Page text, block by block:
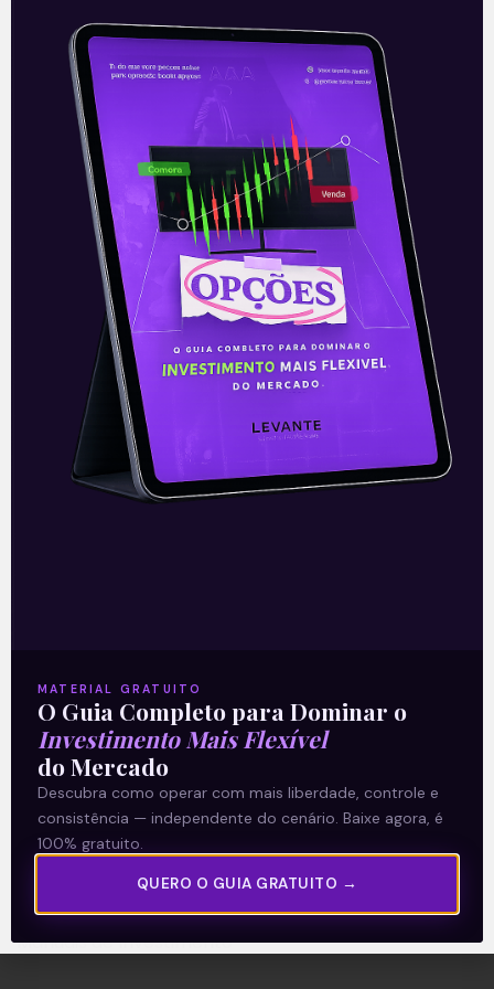
Ernesto Araújo contra o
Senado
Após crescente pressão pela saída do
ministro das Relações Exteriores, Ernesto
Araújo, feita principalmente por
senadores durante a semana passada, o
fim de semana tornou
Leia mais
29/03/2021
Termos e Condições
Política de Privacidade
Explore
Artigos
E Eu Com Isso?
Vídeos no Youtube
Manuais de Investimento
MATERIAL GRATUITO
O Guia Completo para Dominar o
Investimento Mais Flexível
do Mercado
Descubra como operar com mais liberdade, controle e
consistência — independente do cenário. Baixe agora, é
100% gratuito.
QUERO O GUIA GRATUITO →